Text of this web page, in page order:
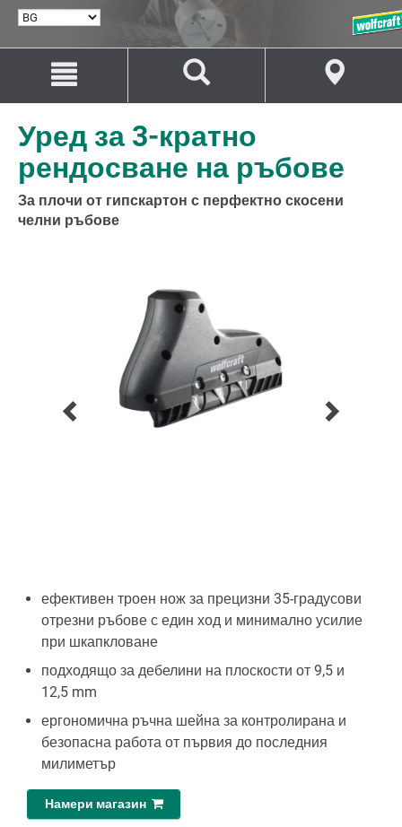
ИЗБИРАНЕ
ЕЗИК
Преминаване
съдържанието
Преминаване
навигацията
Уред за 3-кратно
рендосване на ръбове
За плочи от гипскартон с перфектно скосени
челни ръбове
ефективен троен нож за прецизни 35-градусови
отрезни ръбове с един ход и минимално усилие
при шкапкловане
подходящо за дебелини на плоскости от 9,5 и
12,5 mm
ергономична ръчна шейна за контролирана и
безопасна работа от първия до последния
милиметър
Намери магазин